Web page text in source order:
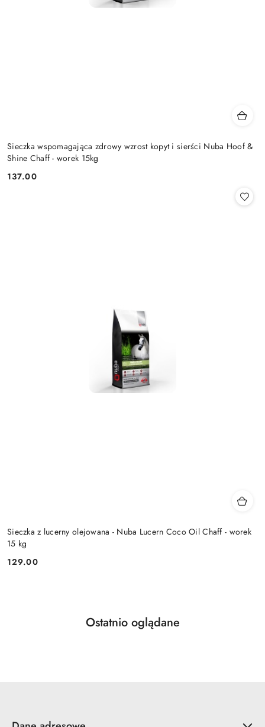
Sieczka wspomagająca zdrowy wzrost kopyt i sierści Nuba Hoof &
Shine Chaff - worek 15kg
Cena:
137.00
Sieczka z lucerny olejowana - Nuba Lucern Coco Oil Chaff - worek
15 kg
Cena:
129.00
Pomiń karuzelę produktów
Produkty
Ostatnio oglądane